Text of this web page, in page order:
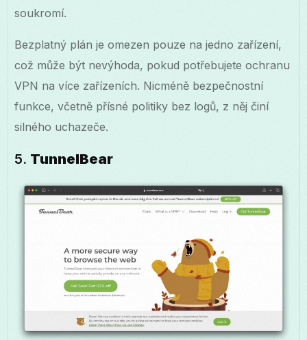
soukromí.
Bezplatný plán je omezen pouze na jedno zařízení,
což může být nevýhoda, pokud potřebujete ochranu
VPN na více zařízeních. Nicméně bezpečnostní
funkce, včetně přísné politiky bez logů, z něj činí
silného uchazeče.
5. TunnelBear